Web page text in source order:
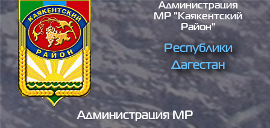
Перейти к основному содержаниюАдминистрация
МР "Каякентский
Район"
Республики
Дагестан
Администрация МР